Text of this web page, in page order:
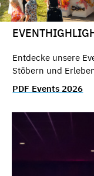
Entdecke unsere
Stöbern und
PDF Events 2026